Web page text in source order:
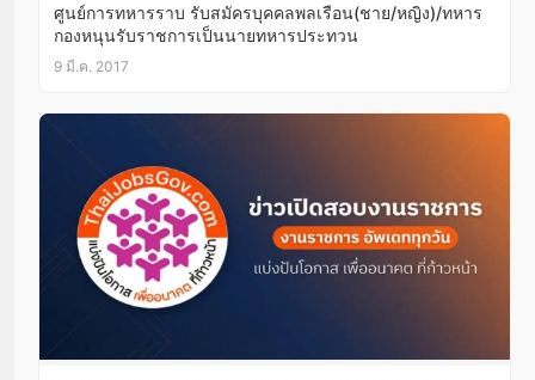
ศูนย์การทหารราบ รับสมัครบุคคลพลเรือน(ชาย/หญิง)/ทหาร
กองหนุนรับราชการเป็นนายทหารประทวน
9 มี.ค. 2017